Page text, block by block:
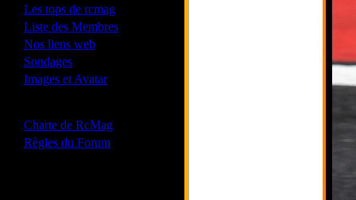
Les tops de rcmag
Liste des Membres
Nos liens web
Sondages
Images et Avatar
Charte de RcMag
Règles du Forum